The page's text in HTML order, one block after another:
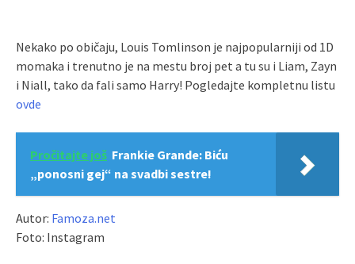
Nekako po običaju, Louis Tomlinson je najpopularniji od 1D
momaka i trenutno je na mestu broj pet a tu su i Liam, Zayn
i Niall, tako da fali samo Harry! Pogledajte kompletnu listu
ovde
Pročitajte još Frankie Grande: Biću
„ponosni gej“ na svadbi sestre!
Autor: Famoza.net
Foto: Instagram